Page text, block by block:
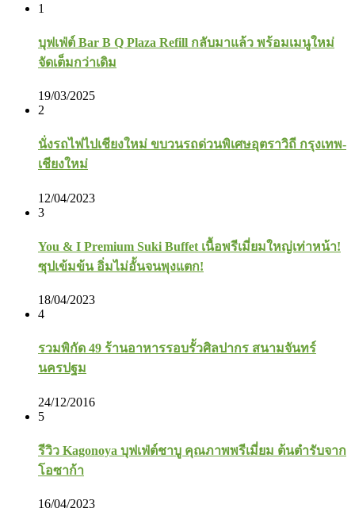
1
บุฟเฟ่ต์ Bar B Q Plaza Refill กลับมาแล้ว พร้อมเมนูใหม่
จัดเต็มกว่าเดิม
19/03/2025
2
นั่งรถไฟไปเชียงใหม่ ขบวนรถด่วนพิเศษอุตราวิถี กรุงเทพ-
เชียงใหม่
12/04/2023
3
You & I Premium Suki Buffet เนื้อพรีเมี่ยมใหญ่เท่าหน้า!
ซุปเข้มข้น อิ่มไม่อั้นจนพุงแตก!
18/04/2023
4
รวมพิกัด 49 ร้านอาหารรอบรั้วศิลปากร สนามจันทร์
นครปฐม
24/12/2016
5
รีวิว Kagonoya บุฟเฟ่ต์ชาบู คุณภาพพรีเมี่ยม ต้นตำรับจาก
โอซาก้า
16/04/2023